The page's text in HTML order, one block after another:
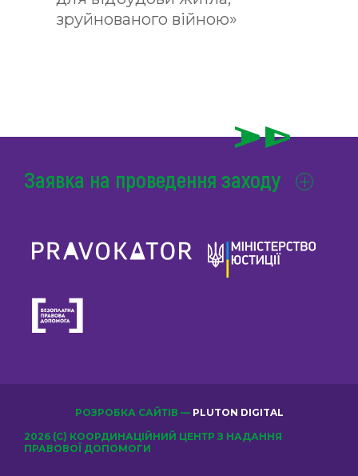
зруйнованого війною»
Заявка на проведення заходу
2026 (С) КООРДИНАЦІЙНИЙ ЦЕНТР З НАДАННЯ
ПРАВОВОЇ ДОПОМОГИ
РОЗРОБКА САЙТІВ — PLUTON DIGITAL